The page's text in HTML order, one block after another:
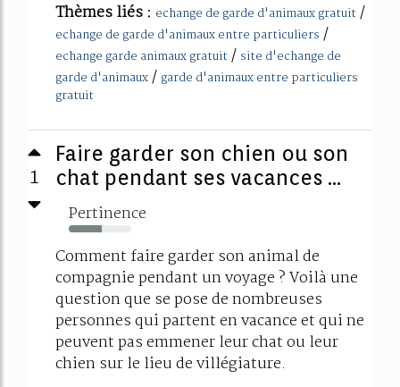
Thèmes liés : echange de garde d'animaux gratuit /
echange de garde d'animaux entre particuliers /
echange garde animaux gratuit / site d'echange de
garde d'animaux/ garde d'animaux entre particuliers
gratuit
1
Faire garder son chien ou son
chat pendant ses vacances ...
Pertinence
53%
Comment faire garder son animal de
compagnie pendant un voyage ? Voilà une
question que se pose de nombreuses
personnes qui partent en vacance et qui ne
peuvent pas emmener leur chat ou leur
chien sur le lieu de villégiature.